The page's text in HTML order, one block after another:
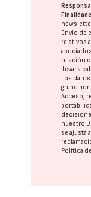
Envío de
relativos
relación
llevar a
Los
grupo por
Acceso,
nuestro
se ajusta
Política